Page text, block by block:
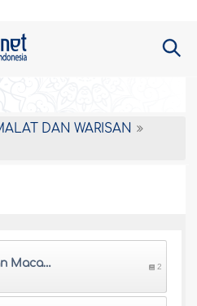
DAN WARISAN
Definisi, Hukum dan Macam-Macam Riba 2